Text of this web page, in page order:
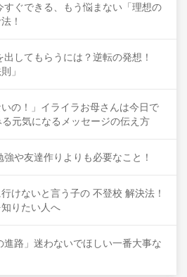
ぐできる、もう悩まない「理想の
！
してもらうには？逆転の発想！
」
いの！」イライラお母さんは今日で
元気になるメッセージの伝え方
や友達作りよりも必要なこと！
けないと言う子の 不登校 解決法！
りたい人へ
路」迷わないでほしい一番大事な